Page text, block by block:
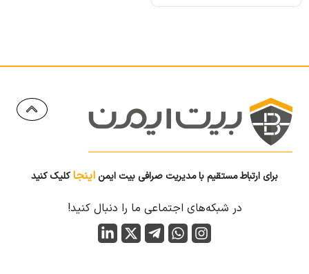
برای ارتباط مستقیم با مدیریت صرافی بیت ایمن اینجاکلیک کنید
در شبکه‌های اجتماعی ما را دنبال کنید!